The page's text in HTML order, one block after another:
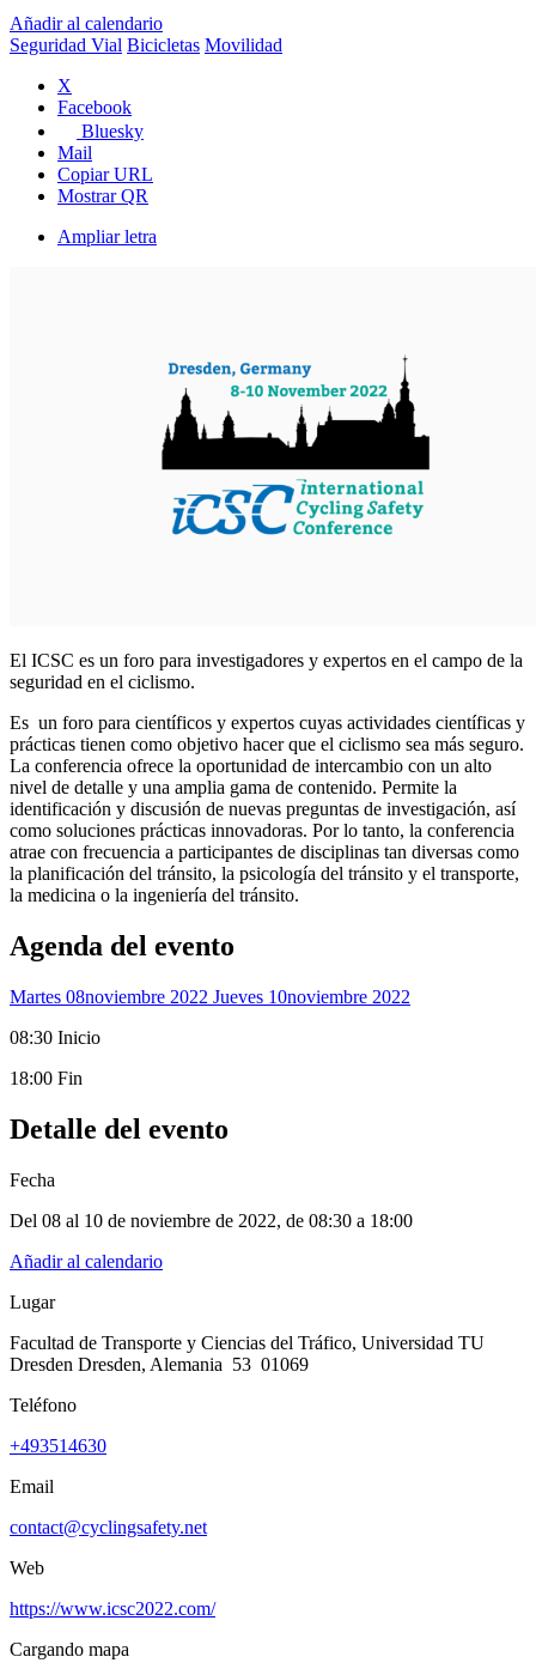
Añadir al calendario
Seguridad Vial Bicicletas Movilidad
X
Facebook
Bluesky
Mail
Copiar URL
Mostrar QR
Ampliar letra
El ICSC es un foro para investigadores y expertos en el campo de la
seguridad en el ciclismo.
Es un foro para científicos y expertos cuyas actividades científicas y
prácticas tienen como objetivo hacer que el ciclismo sea más seguro.
La conferencia ofrece la oportunidad de intercambio con un alto
nivel de detalle y una amplia gama de contenido. Permite la
identificación y discusión de nuevas preguntas de investigación, así
como soluciones prácticas innovadoras. Por lo tanto, la conferencia
atrae con frecuencia a participantes de disciplinas tan diversas como
la planificación del tránsito, la psicología del tránsito y el transporte,
la medicina o la ingeniería del tránsito.
Agenda del evento
Martes 08Noviembre 2022 Jueves 10Noviembre 2022
08:30 Inicio
18:00 Fin
Detalle del evento
Fecha
Del 08 al 10 de noviembre de 2022, de 08:30 a 18:00
Añadir al calendario
Lugar
Facultad de Transporte y Ciencias del Tráfico, Universidad TU
Dresden Dresden, Alemania 53 01069
Teléfono
+493514630
Email
contact@cyclingsafety.net
Web
https://www.icsc2022.com/
Cargando mapa